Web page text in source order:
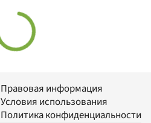
Правовая информация
Условия использования
Политика конфиденциальности